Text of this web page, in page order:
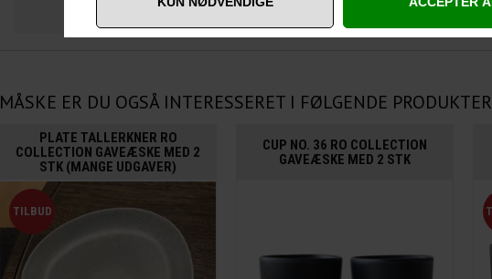
MÅSKE ER DU OGSÅ INTERESSERET I FØLGENDE PRODUKTER
PLATE TALLERKNER RO
COLLECTION GAVEÆSKE MED 2
STK (MANGE UDGAVER)
CUP NO. 36 RO COLLECTION
GAVEÆSKE MED 2 STK